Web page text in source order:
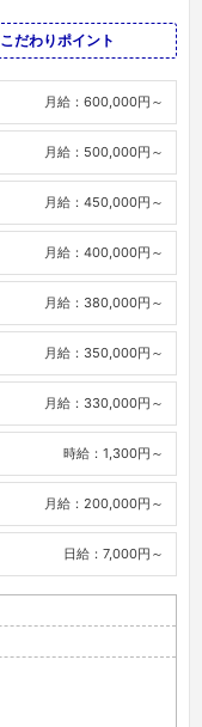
こだわりポイント
月給：600,000円～
月給：500,000円～
月給：450,000円～
月給：400,000円～
月給：380,000円～
月給：350,000円～
月給：330,000円～
時給：1,300円～
月給：200,000円～
日給：7,000円～